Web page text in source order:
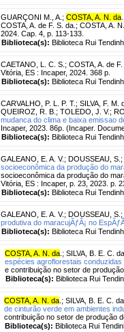
GUARÇONI M., A. ; COSTA, A. N. da
COSTA, A. de F. S. da.; COSTA, A.
2024. Cap. 4, p. 113-133.
Biblioteca(s): Biblioteca Rui
CAETANO, L. C. S. ; COSTA, A. de
Vitória, ES : Incaper, 2024. 368 p.
Biblioteca(s): Biblioteca Rui
CARVALHO, P. L. P. T. ; SILVA, F. M.
QUEIROZ, R. B. ; TOLEDO, J. V.;
mudanca do clima e baixa emissao
Incaper, 2023. 86p. (Incaper.
Biblioteca(s): Biblioteca Rui
GALEANO, E. A. V.; DOUSSEAU, S. ;
socioeconômica da produção do
socioeconômica da produção do
Vitória, ES : Incaper, p. 23, 2023. p.
Biblioteca(s): Biblioteca Rui
GALEANO, E. A. V.; DOUSSEAU, S. ;
produtiva do maracujÃƒÂ¡ no
Biblioteca(s): Biblioteca Rui
COSTA, A. N. da ; SILVA, B. E. C. da
espécies agroflorestais
e contribuição no setor de
Biblioteca(s): Biblioteca Rui
COSTA, A. N. da ; SILVA, B. E. C.
de cinturão verde em ambientes
contribuição no setor de produção
Biblioteca(s): Biblioteca Rui